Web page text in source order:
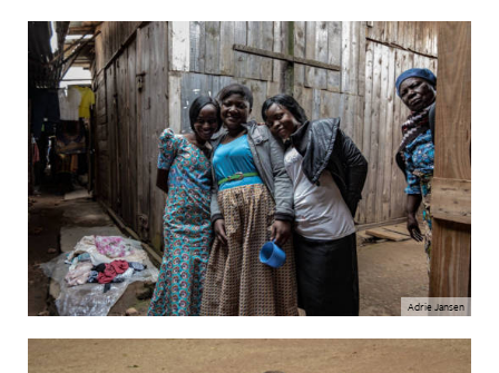
Adrie Jansen